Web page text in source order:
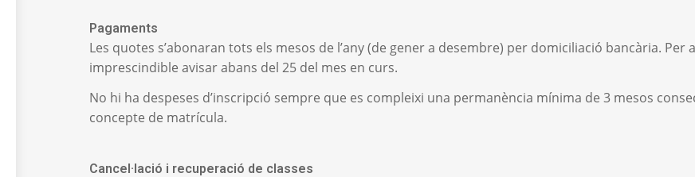
Pagaments
Les quotes s’abonaran tots els mesos de l’any (de gener a desembre) per domiciliació bancària.
imprescindible avisar abans del 25 del mes en curs.
No hi ha despeses d’inscripció sempre que es compleixi una permanència mínima de 3 mesos
concepte de matrícula.
Cancel·lació i recuperació de classes